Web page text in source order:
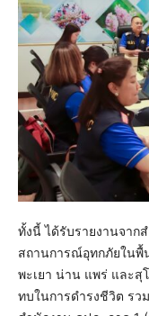
ทั้งนี้ ได้รับรายงานจาก
สถานการณ์อุทกภัยในพื้
พะเยา น่าน แพร่ และ
ทบในการดำรงชีวิต รว